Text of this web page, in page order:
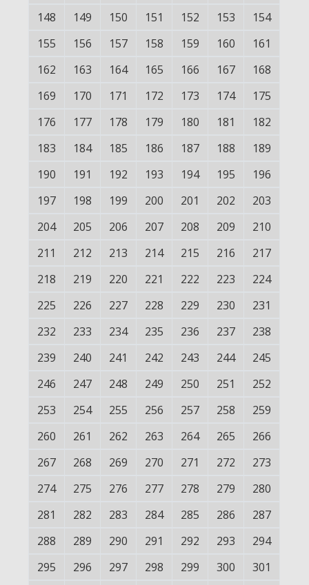
148
149 150 151 152 153
154
155
156 157 158 159 160
161
162
163 164 165 166 167
168
169
170 171 172 173 174
175
176
177 178 179 180 181
182
183
184 185 186 187 188
189
190
191 192 193 194 195
196
197
198 199 200 201 202
203
204
205 206 207 208 209
210
211
212 213 214 215 216
217
218
219 220 221 222 223
224
225
226 227 228 229 230
231
232
233 234 235 236 237
238
239
240 241 242 243 244
245
246
247 248 249 250 251
252
253
254 255 256 257 258
259
260
261 262 263 264 265
266
267
268 269 270 271 272
273
274
275 276 277 278 279
280
281
282 283 284 285 286
287
288
289 290 291 292 293
294
295
296 297 298 299 300
301